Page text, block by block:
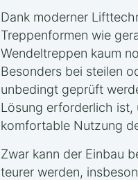
Dank moderner
Treppenformen wie
Wendeltreppen kaum
Besonders bei steilen
unbedingt geprüft
Lösung erforderlich ist,
komfortable Nutzung
Zwar kann der Einbau
teurer werden,